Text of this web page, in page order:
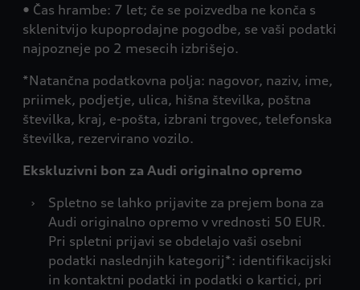
• Čas hrambe: 7 let; če se poizvedba ne konča s
sklenitvijo kupoprodajne pogodbe, se vaši podatki
najpozneje po 2 mesecih izbrišejo.
*Natančna podatkovna polja: nagovor, naziv, ime,
priimek, podjetje, ulica, hišna številka, poštna
številka, kraj, e-pošta, izbrani trgovec, telefonska
številka, rezervirano vozilo.
Ekskluzivni bon za Audi originalno opremo
›
Spletno se lahko prijavite za prejem bona za
Audi originalno opremo v vrednosti 50 EUR.
Pri spletni prijavi se obdelajo vaši osebni
podatki naslednjih kategorij*: identifikacijski
in kontaktni podatki in podatki o kartici, pri